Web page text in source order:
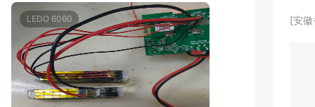
LEDO 6060 [安